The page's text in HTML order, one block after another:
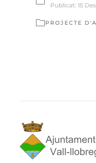
Publicat: 15
PROJECTE